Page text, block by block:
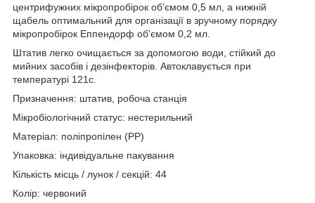
центрифужних мікропробірок об’ємом 0,5 мл, а нижній
щабель оптимальний для організації в зручному порядку
мікропробірок Еппендорф об'ємом 0,2 мл.
Штатив легко очищається за допомогою води, стійкий до
мийних засобів і дезінфекторів. Автоклавується при
температурі 121с.
Призначення: штатив, робоча станція
Мікробіологічний статус: нестерильний
Матеріал: поліпропілен (PP)
Упаковка: індивідуальне пакування
Кількість місць / лунок / секцій: 44
Колір: червоний